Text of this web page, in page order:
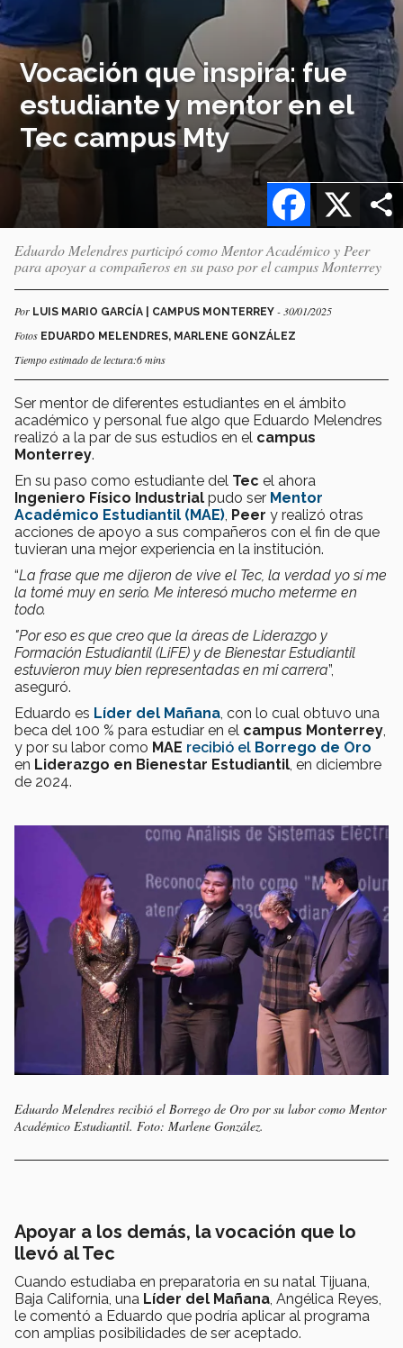
Vocación que inspira: fue
estudiante y mentor en el
Tec campus Mty
X
Facebook
Eduardo Melendres participó como Mentor Académico y Peer
para apoyar a compañeros en su paso por el campus Monterrey
Por LUIS MARIO GARCÍA | CAMPUS MONTERREY - 30/01/2025
Fotos EDUARDO MELENDRES, MARLENE GONZÁLEZ
Tiempo estimado de lectura:6 mins
Ser mentor de diferentes estudiantes en el ámbito
académico y personal fue algo que Eduardo Melendres
realizó a la par de sus estudios en el campus
Monterrey.
En su paso como estudiante del Tec el ahora
Ingeniero Físico Industrial pudo ser Mentor
Académico Estudiantil (MAE) Peer y realizó otras
acciones de apoyo a sus compañeros con el fin de que
tuvieran una mejor experiencia en la institución.
“La frase que me dijeron de vive el Tec, la verdad yo sí me
la tomé muy en serio. Me interesó mucho meterme en
todo.
"Por eso es que creo que la áreas de Liderazgo y
Formación Estudiantil (LiFE) y de Bienestar Estudiantil
estuvieron muy bien representadas en mi carrera”,
aseguró.
Eduardo es Líder del Mañana , con lo cual obtuvo una
beca del 100 % para estudiar en el campus Monterrey
y por su labor como MAE recibió el Borrego de Oro
en Liderazgo en Bienestar Estudiantil , en diciembre
de 2024.
Eduardo Melendres recibió el Borrego de Oro por su labor como Mentor
Académico Estudiantil. Foto: Marlene González.
Apoyar a los demás, la vocación que lo
llevó al Tec
Cuando estudiaba en preparatoria en su natal Tijuana,
Baja California, una Líder del Mañana, Angélica Reyes,
le comentó a Eduardo que podría aplicar al programa
con amplias posibilidades de ser aceptado.